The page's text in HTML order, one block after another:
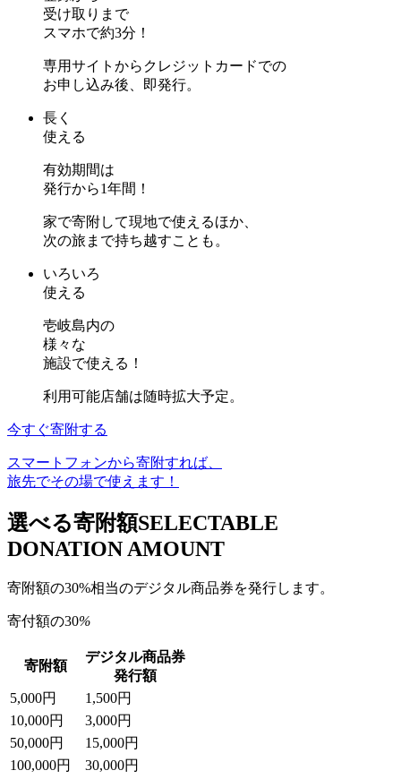
受け取りまで
スマホで約3分！
専用サイトからクレジットカードでの
お申し込み後、即発行。
長く
使える
有効期間は
発行から1年間！
家で寄附して現地で使えるほか、
次の旅まで持ち越すことも。
いろいろ
使える
壱岐島内の
様々な
施設で使える！
利用可能店舗は随時拡大予定。
今すぐ寄附する
スマートフォンから寄附すれば、
旅先でその場で使えます！
選べる寄附額SELECTABLE
DONATION AMOUNT
寄附額の30%相当のデジタル商品券を発行します。
寄付額の30%
寄附額
デジタル商品券
発行額
5,000円 1,500円
10,000円 3,000円
50,000円 15,000円
100,000円 30,000円